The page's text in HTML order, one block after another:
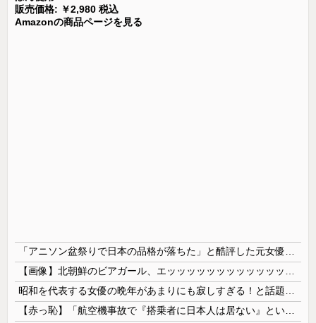
販売価格: ￥2,980 税込
Amazonの商品ページを見る